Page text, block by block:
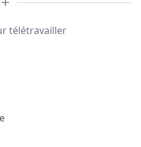
télétravailler